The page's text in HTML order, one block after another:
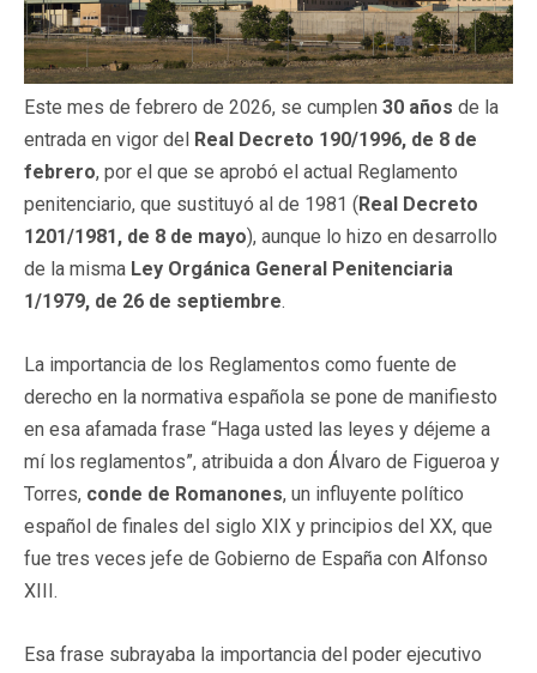
Este mes de febrero de 2026, se cumplen 30 años de la
entrada en vigor del Real Decreto 190/1996, de 8 de
febrero, por el que se aprobó el actual Reglamento
penitenciario, que sustituyó al de 1981 (Real Decreto
1201/1981, de 8 de mayo), aunque lo hizo en desarrollo
de la misma Ley Orgánica General Penitenciaria
1/1979, de 26 de septiembre.
La importancia de los Reglamentos como fuente de
derecho en la normativa española se pone de manifiesto
en esa afamada frase “Haga usted las leyes y déjeme a
mí los reglamentos”, atribuida a don Álvaro de Figueroa y
Torres, conde de Romanones, un influyente político
español de finales del siglo XIX y principios del XX, que
fue tres veces jefe de Gobierno de España con Alfonso
XIII.
Esa frase subrayaba la importancia del poder ejecutivo